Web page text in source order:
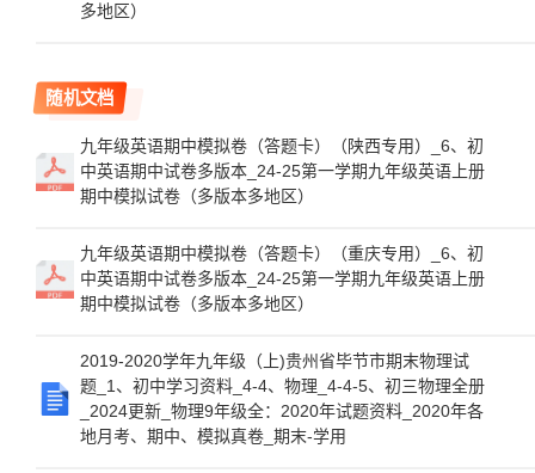
多地区）
随机文档
九年级英语期中模拟卷（答题卡）（陕西专用）_6、初
中英语期中试卷多版本_24-25第一学期九年级英语上册
期中模拟试卷（多版本多地区）
九年级英语期中模拟卷（答题卡）（重庆专用）_6、初
中英语期中试卷多版本_24-25第一学期九年级英语上册
期中模拟试卷（多版本多地区）
2019-2020学年九年级（上)贵州省毕节市期末物理试
题_1、初中学习资料_4-4、物理_4-4-5、初三物理全册
_2024更新_物理9年级全：2020年试题资料_2020年各
地月考、期中、模拟真卷_期末-学用